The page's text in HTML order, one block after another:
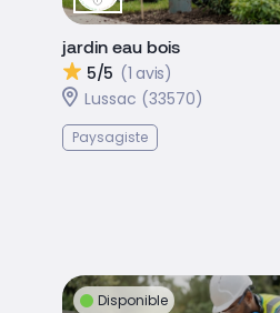
jardin eau bois
5/5 (1 avis)
Lussac (33570)
Paysagiste
Disponible